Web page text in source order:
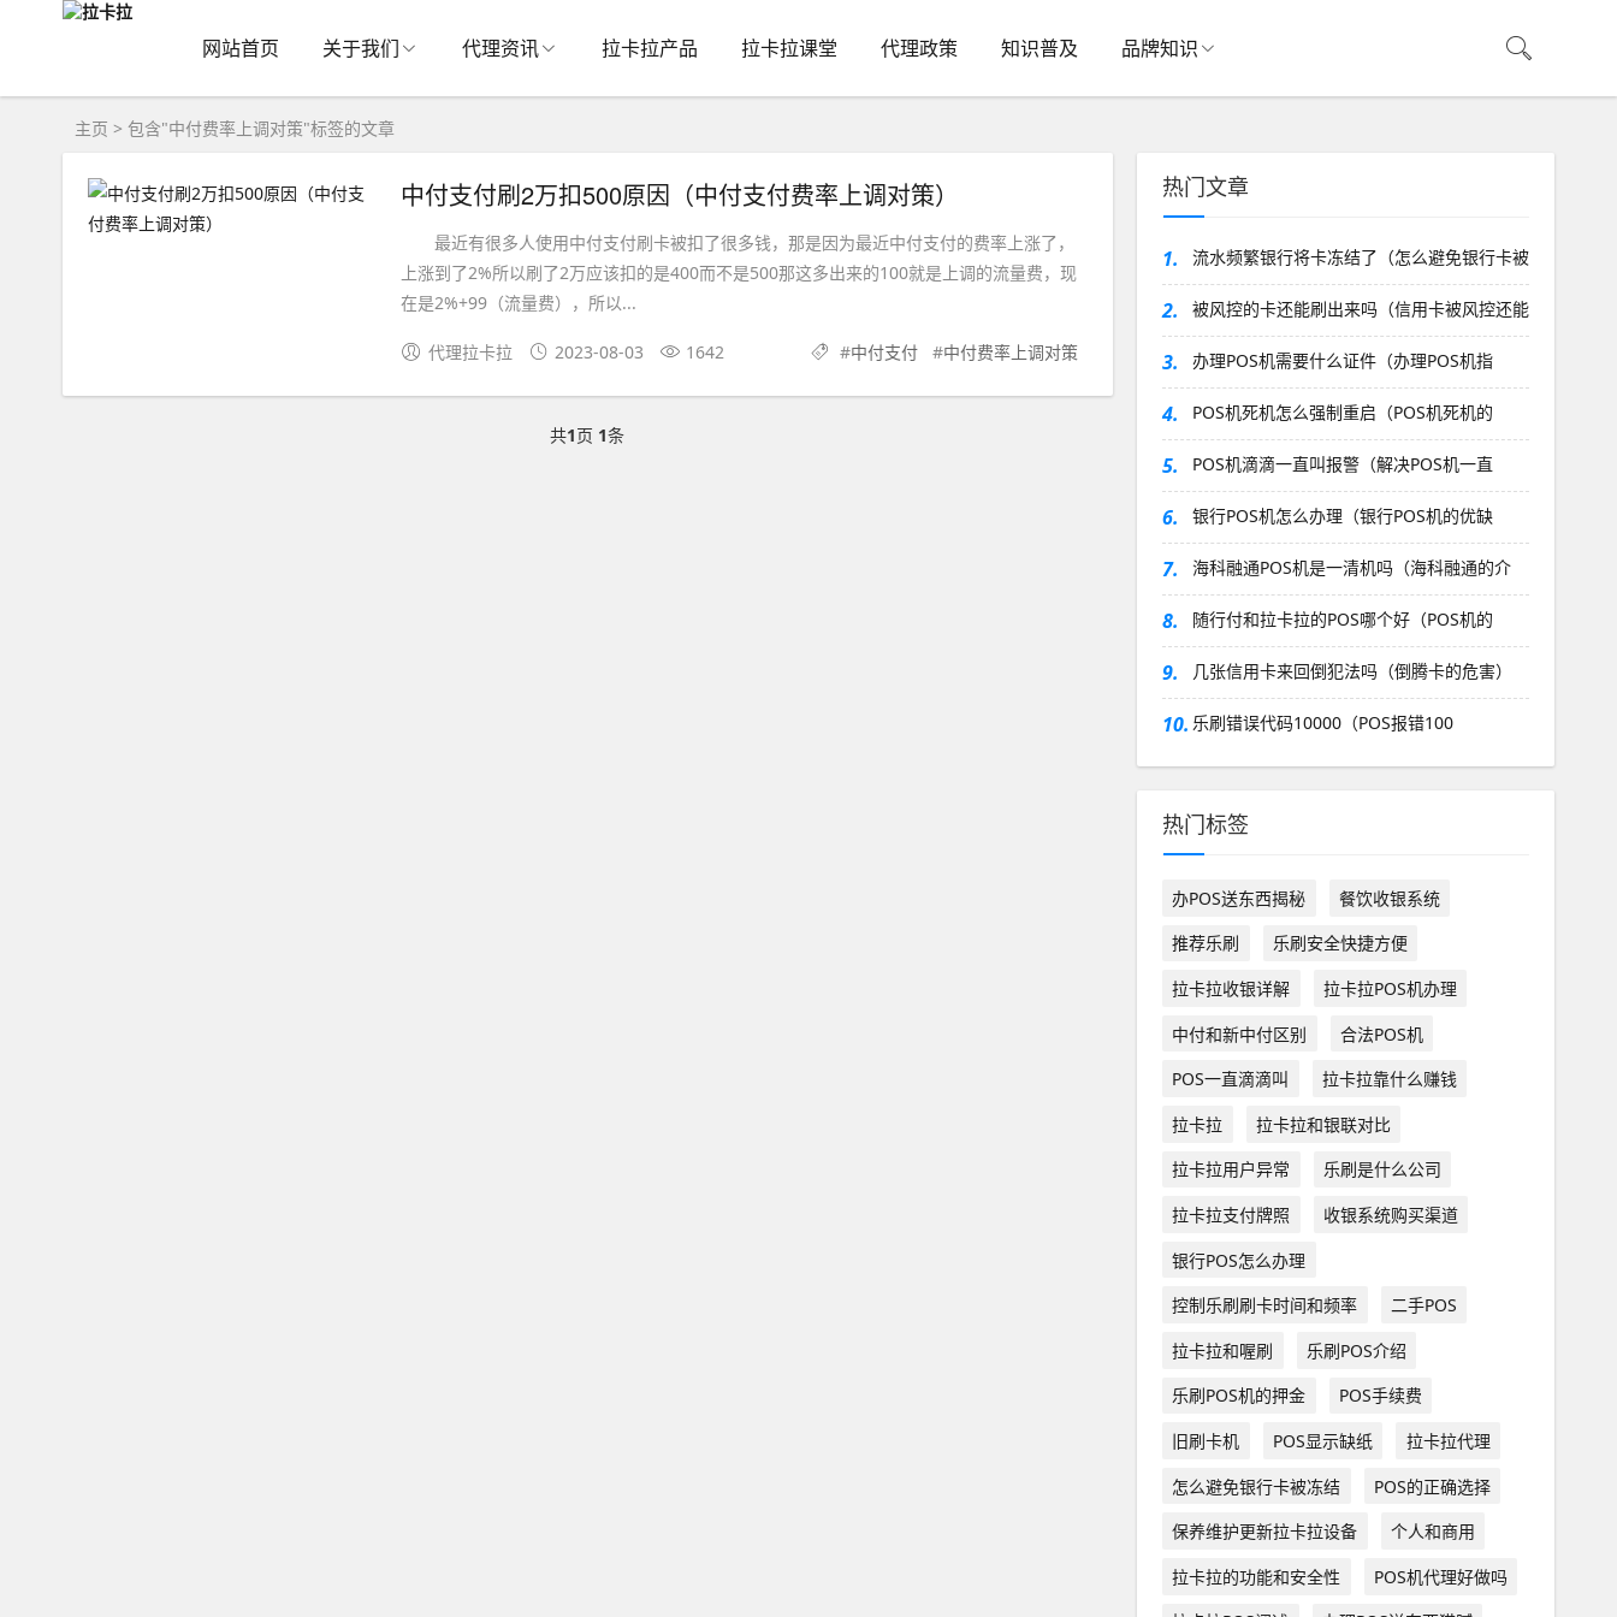
网站首页 关于我们 代理资讯 拉卡拉产品 拉卡拉课堂 代理政策 知识普及 品牌知识
主页 > 包含"中付费率上调对策"标签的文章
中付支付刷2万扣500原因（中付支付费率上调对策）
最近有很多人使用中付支付刷卡被扣了很多钱，那是因为最近中付支付的费率上涨了，
上涨到了2%所以刷了2万应该扣的是400而不是500那这多出来的100就是上调的流量费，现
在是2%+99（流量费），所以...
代理拉卡拉 2023-08-03 1642 #中付支付 #中付费率上调对策
共1页 1条
热门文章
1. 流水频繁银行将卡冻结了（怎么避免银行卡被
2. 被风控的卡还能刷出来吗（信用卡被风控还能
3. 办理POS机需要什么证件（办理POS机指
4. POS机死机怎么强制重启（POS机死机的
5. POS机滴滴一直叫报警（解决POS机一直
6. 银行POS机怎么办理（银行POS机的优缺
7. 海科融通POS机是一清机吗（海科融通的介
8. 随行付和拉卡拉的POS哪个好（POS机的
9. 几张信用卡来回倒犯法吗（倒腾卡的危害）
10. 乐刷错误代码10000（POS报错100
热门标签
办POS送东西揭秘
餐饮收银系统
推荐乐刷
乐刷安全快捷方便
拉卡拉收银详解
拉卡拉POS机办理
中付和新中付区别
合法POS机
POS一直滴滴叫
拉卡拉靠什么赚钱
拉卡拉
拉卡拉和银联对比
拉卡拉用户异常
乐刷是什么公司
拉卡拉支付牌照
收银系统购买渠道
银行POS怎么办理
控制乐刷刷卡时间和频率
二手POS
拉卡拉和喔刷
乐刷POS介绍
乐刷POS机的押金
POS手续费
旧刷卡机
POS显示缺纸
拉卡拉代理
怎么避免银行卡被冻结
POS的正确选择
保养维护更新拉卡拉设备
个人和商用
拉卡拉的功能和安全性
POS机代理好做吗